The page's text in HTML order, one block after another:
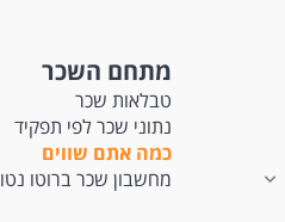
מתחם השכר
טבלאות שכר
נתוני שכר לפי תפקיד
כמה אתם שווים
מחשבון שכר ברוטו נטו